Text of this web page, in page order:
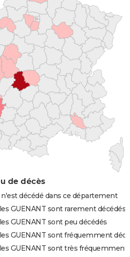
de décès
n'est décédé dans ce département
GUENANT sont rarement décédés
GUENANT sont peu décédés
GUENANT sont fréquemment
GUENANT sont très fréquemment